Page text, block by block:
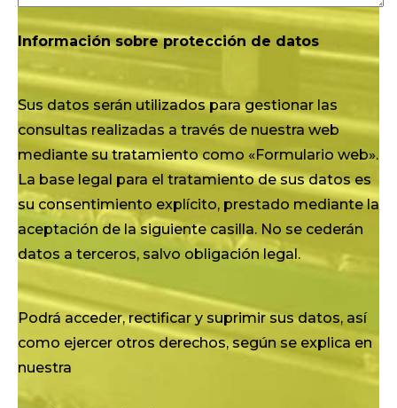
Información sobre protección de datos
Sus datos serán utilizados para gestionar las
consultas realizadas a través de nuestra web
mediante su tratamiento como «Formulario web».
La base legal para el tratamiento de sus datos es
su consentimiento explícito, prestado mediante la
aceptación de la siguiente casilla. No se cederán
datos a terceros, salvo obligación legal.
Podrá acceder, rectificar y suprimir sus datos, así
como ejercer otros derechos, según se explica en
nuestra